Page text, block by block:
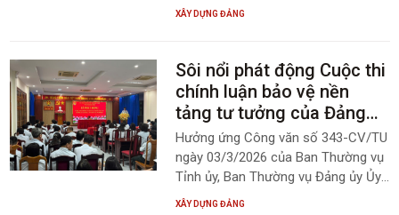
thức về Đảng khóa I năm 2026. Dự lễ
Đảng ủy UBND tỉnh, lãnh đạo các
ban xây dựng Đảng, Ủy ban kiểm tra,
Văn phòng Đảng ủy Ủy ban nhân
dân tỉnh.
XÂY DỰNG ĐẢNG
Sôi nổi phát động Cuộc thi
chính luận bảo vệ nền
tảng tư tưởng của Đảng
lần thứ Sáu, năm 2026
Hưởng ứng Công văn số 343-CV/TU
ngày 03/3/2026 của Ban Thường vụ
Tỉnh ủy, Ban Thường vụ Đảng ủy Ủy
ban nhân dân tỉnh đã phát động
XÂY DỰNG ĐẢNG